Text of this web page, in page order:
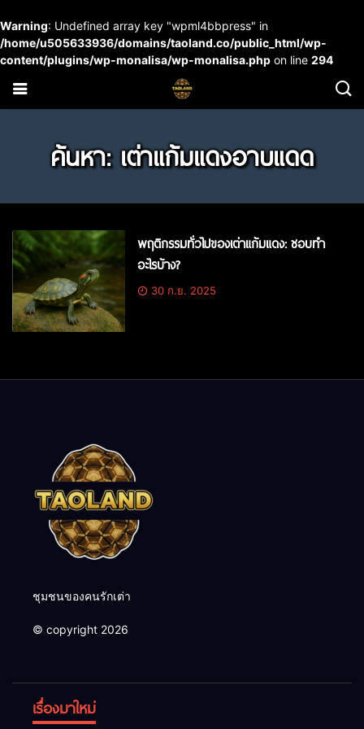
Warning: Undefined array key "wpml4bbpress" in
/home/u505633936/domains/taoland.co/public_html/wp-
content/plugins/wp-monalisa/wp-monalisa.php on line 294
ค้นหา: เต่าแก้มแดงอาบแดด
พฤติกรรมทั่วไปของเต่าแก้มแดง: ชอบทำ
อะไรบ้าง?
30 ก.ย. 2025
ชุมชนของคนรักเต่า
© copyright 2026
เรื่องมาใหม่